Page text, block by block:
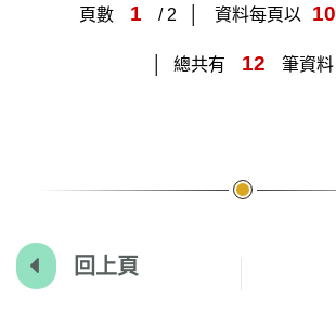
頁數 1 / 2 資料每頁以 10
總共有 12 筆資料
回上頁